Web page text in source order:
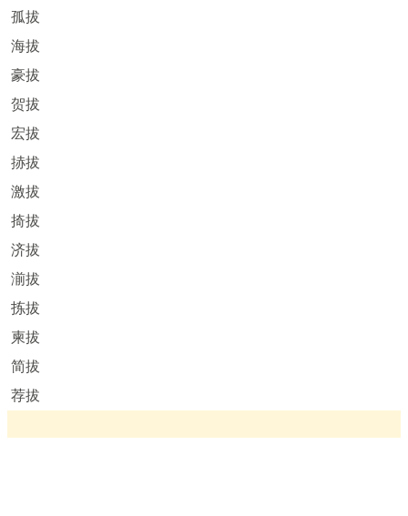
孤拔
海拔
豪拔
贺拔
宏拔
捇拔
激拔
掎拔
济拔
湔拔
拣拔
柬拔
简拔
荐拔